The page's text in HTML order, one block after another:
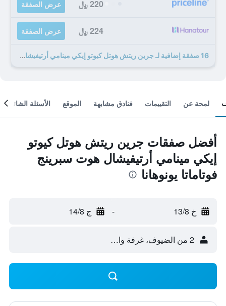
220 ﷼ عرض الصفقة
224 ﷼ عرض الصفقة
16 صفقة إضافية لـ جرين ريتش هوتل كيوتو إيكي مينامي أرتيفيشال هوت سبرينج فوتاماتا يونوهانا
لمحة عن التقييمات فنادق مشابهة الموقع الأسئلة الشائعة
أفضل صفقات جرين ريتش هوتل كيوتو
إيكي مينامي أرتيفيشال هوت سبرينج
فوتاماتا يونوهانا
خ 13/8 - ج 14/8
2 من الضيوف، غرفة واحدة